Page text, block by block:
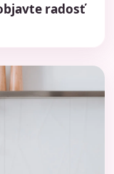
radosť